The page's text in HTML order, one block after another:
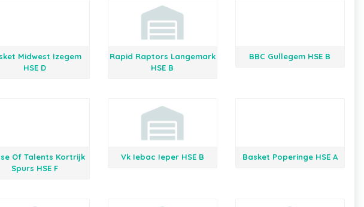
Midwest Izegem
HSE D
Rapid Raptors Langemark
HSE B
BBC Gullegem HSE B
Of Talents Kortrijk
Spurs HSE F
Vk Iebac Ieper HSE B Basket Poperinge HSE A